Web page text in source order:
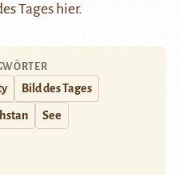
Tages hier.
Bild des Tages
See